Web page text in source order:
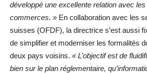
développé une excellente relation avec
commerces. » En collaboration avec les
suisses (OFDF), la directrice s’est aussi
de simplifier et moderniser les formalités
deux pays voisins. « L’objectif est de
bien sur le plan réglementaire,